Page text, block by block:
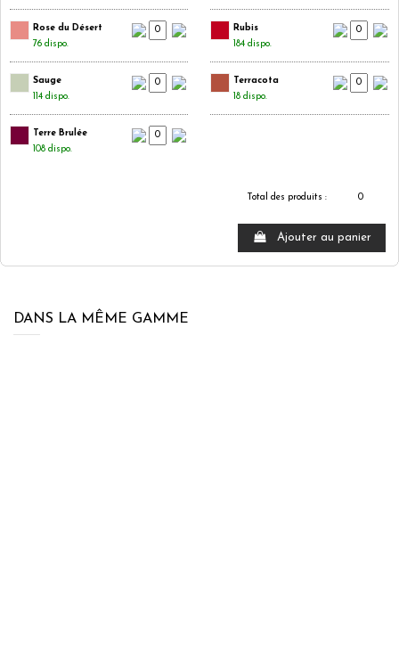
Rose du Désert
76 dispo.
Rubis
184 dispo.
Sauge
114 dispo.
Terracota
18 dispo.
Terre Brulée
108 dispo.
Total des produits : 0
Ajouter au panier
DANS LA MÊME GAMME